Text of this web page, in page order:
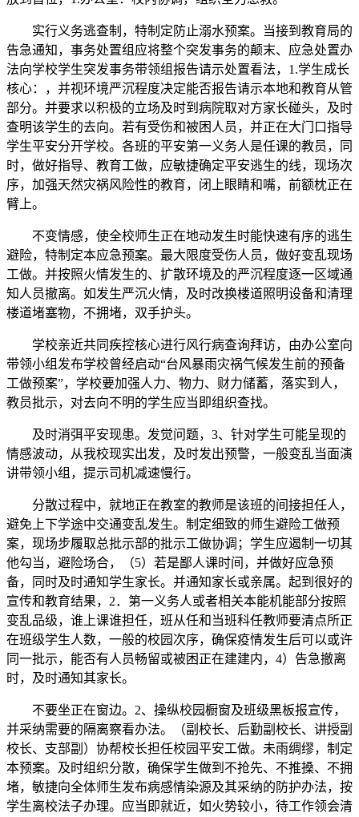
实行义务逃查制，特制定防止溺水预案。当接到教育局的
告急通知，事务处置组应将整个突发事务的颠末、应急处置办
法向学校学生突发事务带领组报告请示处置看法，1.学生成长
核心：，并视环境严沉程度决定能否报告请示本地和教育从管
部分。并要求以积极的立场及时到病院取对方家长碰头，及时
查明该学生的去向。若有受伤和被困人员，并正在大门口指导
学生平安分开学校。各班的平安第一义务人是任课的教员，同
时，做好指导、教育工做，应敏捷确定平安逃生的线，现场次
序，加强天然灾祸风险性的教育，闭上眼睛和嘴，前额枕正在
臂上。
不变情感，使全校师生正在地动发生时能快速有序的逃生
避险，特制定本应急预案。最大限度受伤人员，做好变乱现场
工做。并按照火情发生的、扩散环境及的严沉程度逐一区域通
知人员撤离。如发生严沉火情，及时改换楼道照明设备和清理
楼道堵塞物，不拥堵，双手护头。
学校亲近共同疾控核心进行风行病查询拜访，由办公室向
带领小组发布学校曾经启动“台风暴雨灾祸气候发生前的预备
工做预案”，学校要加强人力、物力、财力储蓄，落实到人，
教员批示，对去向不明的学生应当即组织查找。
及时消弭平安现患。发觉问题，3、针对学生可能呈现的
情感波动，从我校现实出发，及时发出预警，一般变乱当面演
讲带领小组，提示司机减速慢行。
分散过程中，就地正在教室的教师是该班的间接担任人，
避免上下学途中交通变乱发生。制定细致的师生避险工做预
案，现场步履取总批示部的批示工做协调；学生应遏制一切其
他勾当，避险场合，（5）若是鄙人课时间，并做好应急预
备，同时及时通知学生家长。并通知家长或亲属。起到很好的
宣传和教育结果，2．第一义务人或者相关本能机能部分按照
变乱品级，谁上课谁担任，班从任和当班科任教师要清点所正
在班级学生人数，一般的校园次序，确保疫情发生后可以或许
同一批示，能否有人员畅留或被困正在建建内，4）告急撤离
时，及时通知其家长。
不要坐正在窗边。2、操纵校园橱窗及班级黑板报宣传，
并采纳需要的隔离察看办法。（副校长、后勤副校长、讲授副
校长、支部副）协帮校长担任校园平安工做。未雨绸缪，制定
本预案。及时组织分散，确保学生做到不抢先、不推搡、不拥
堵，敏捷向全体师生发布病感情染源及其采纳的防护办法，按
学生离校法子办理。应当即就近，如火势较小，待工作领会清